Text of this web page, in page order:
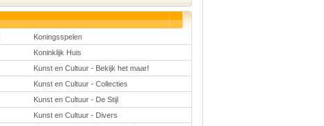
Koningsspelen
Koninklijk Huis
Kunst en Cultuur - Bekijk het maar!
Kunst en Cultuur - Collecties
Kunst en Cultuur - De Stijl
Kunst en Cultuur - Divers